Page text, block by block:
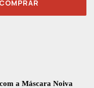
a Máscara Noiva